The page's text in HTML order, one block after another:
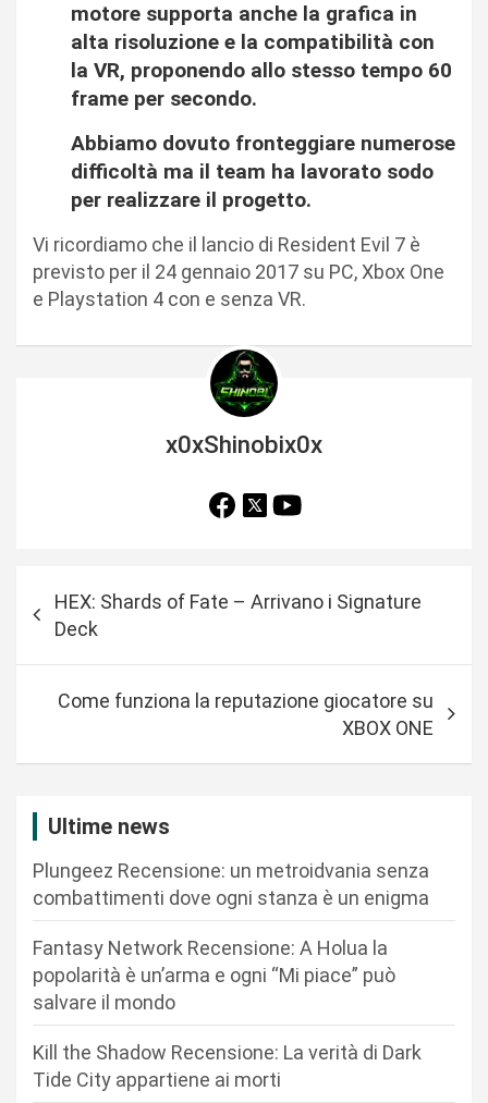
motore supporta anche la grafica in
alta risoluzione e la compatibilità con
la VR, proponendo allo stesso tempo 60
frame per secondo.
Abbiamo dovuto fronteggiare numerose
difficoltà ma il team ha lavorato sodo
per realizzare il progetto.
Vi ricordiamo che il lancio di Resident Evil 7 è
previsto per il 24 gennaio 2017 su PC, Xbox One
e Playstation 4 con e senza VR.
x0xShinobix0x
a
HEX: Shards of Fate – Arrivano i Signature
Deck
Come funziona la reputazione giocatore su
XBOX ONE
Ultime news
Plungeez Recensione: un metroidvania senza
combattimenti dove ogni stanza è un enigma
Fantasy Network Recensione: A Holua la
popolarità è un’arma e ogni “Mi piace” può
salvare il mondo
Kill the Shadow Recensione: La verità di Dark
Tide City appartiene ai morti